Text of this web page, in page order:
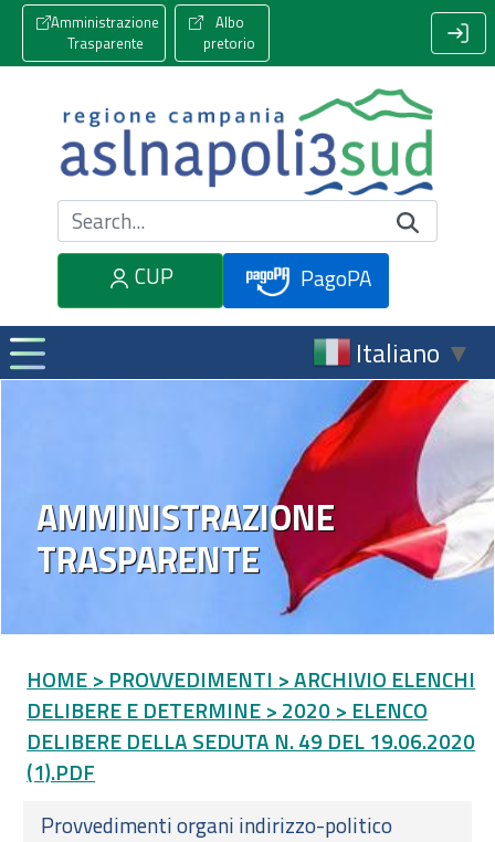
Amministrazione
Trasparente
Albo
pretorio
Cerca nel sito
CUP
PagoPA
Italiano ▼
AMMINISTRAZIONE
TRASPARENTE
HOME > PROVVEDIMENTI > ARCHIVIO ELENCHI
DELIBERE E DETERMINE > 2020 > ELENCO
DELIBERE DELLA SEDUTA N. 49 DEL 19.06.2020
(1).PDF
Provvedimenti organi indirizzo-politico